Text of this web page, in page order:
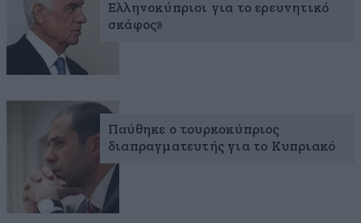
Ελληνοκύπριοι για το ερευνητικό
σκάφος»
Παύθηκε ο τουρκοκύπριος
διαπραγματευτής για το Κυπριακό